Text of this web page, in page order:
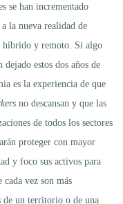
se han incrementado
la nueva realidad de
híbrido y remoto. Si algo
dejado estos dos años de
es la experiencia de que
no descansan y que las
de todos los sectores
proteger con mayor
y foco sus activos para
cada vez son más
de un territorio o de una